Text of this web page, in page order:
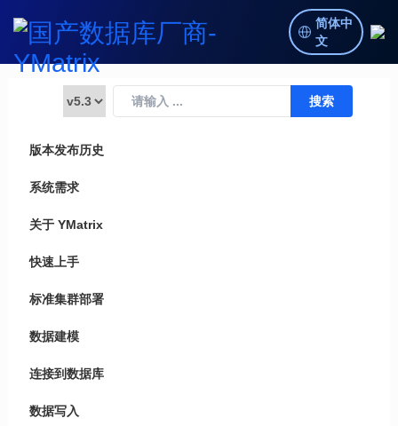
简体中
文
版本发布历史
系统需求
关于 YMatrix
快速上手
标准集群部署
数据建模
连接到数据库
数据写入